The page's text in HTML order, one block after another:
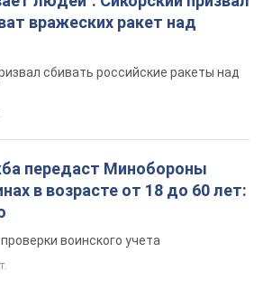
в возрасте от 18 до 60 лет: